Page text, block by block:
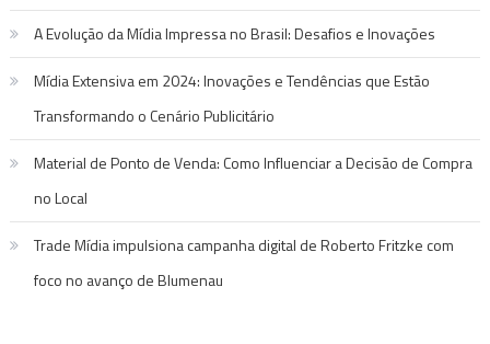
A Evolução da Mídia Impressa no Brasil: Desafios e Inovações
Mídia Extensiva em 2024: Inovações e Tendências que Estão
Transformando o Cenário Publicitário
Material de Ponto de Venda: Como Influenciar a Decisão de Compra
no Local
Trade Mídia impulsiona campanha digital de Roberto Fritzke com
foco no avanço de Blumenau